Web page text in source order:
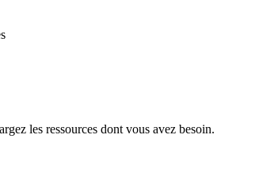
les ressources dont vous avez besoin.